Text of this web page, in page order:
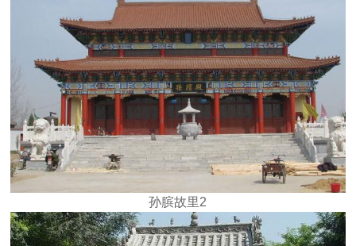
孙膑故里2